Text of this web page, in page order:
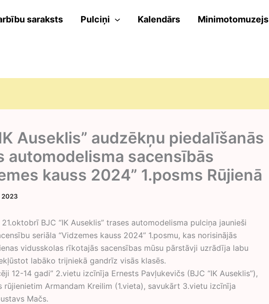
saraksts Pulciņi Kalendārs Minimotomuzejs
Auseklis” audzēkņu piedalīšanās
automodelisma sacensībās
kauss 2024” 1.posms Rūjienā
2023
BJC “IK Auseklis” trases automodelisma pulciņa jaunieši
seriāla “Vidzemes kauss 2024” 1.posmu, kas norisinājās
vidusskolas rīkotajās sacensības mūsu pārstāvji uzrādīja labu
labāko trijniekā gandrīz visās klasēs.
12-14 gadi” 2.vietu izcīnīja Ernests Pavļukevičs (BJC “IK Auseklis”),
rūjienietim Armandam Kreilim (1.vieta), savukārt 3.vietu izcīnīja
Mačs.